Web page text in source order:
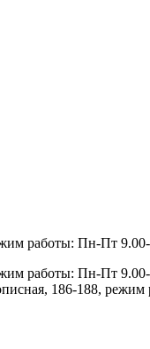
работы: Пн-Пт
работы: Пн-Пт
186-188, режим